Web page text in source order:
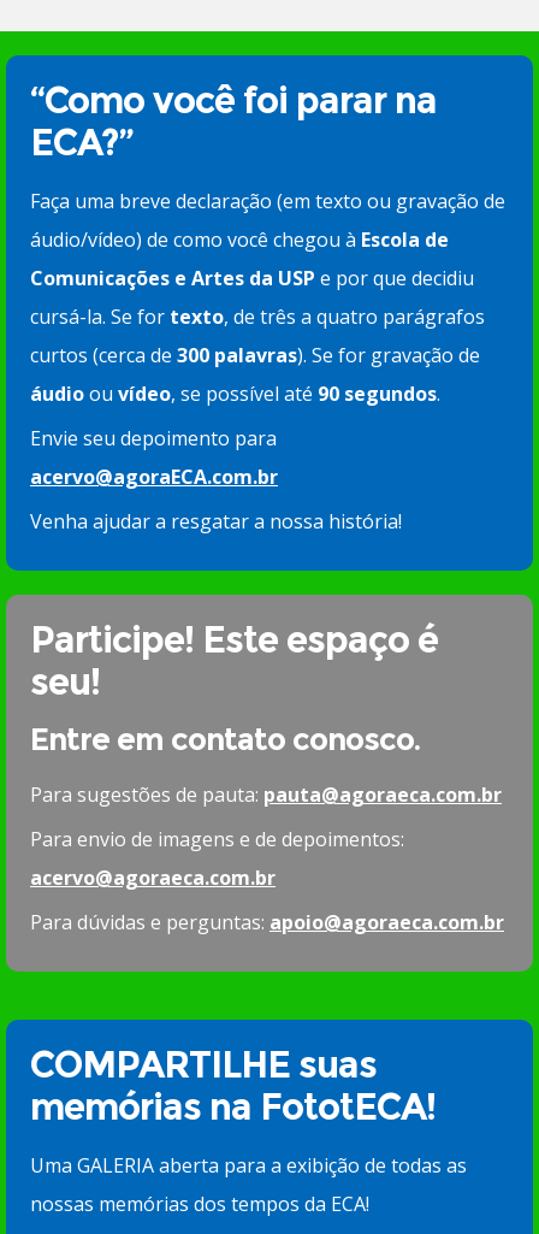
“Como você foi parar na
ECA?”
Faça uma breve declaração (em texto ou gravação de
áudio/vídeo) de como você chegou à Escola de
Comunicações e Artes da USP e por que decidiu
cursá-la. Se for texto, de três a quatro parágrafos
curtos (cerca de 300 palavras). Se for gravação de
áudioou vídeo, se possível até 90 segundos.
Envie seu depoimento para
acervo@agoraECA.com.br
Venha ajudar a resgatar a nossa história!
Participe! Este espaço é
seu!
Entre em contato conosco.
Para sugestões de pauta: pauta@agoraeca.com.br
Para envio de imagens e de depoimentos:
acervo@agoraeca.com.br
Para dúvidas e perguntas: apoio@agoraeca.com.br
COMPARTILHE suas
memórias na FototECA!
Uma GALERIA aberta para a exibição de todas as
nossas memórias dos tempos da ECA!